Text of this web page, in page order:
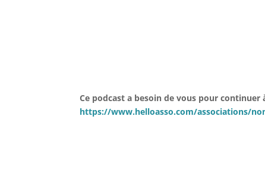
Ce podcast a besoin de vous pour
https://www.helloasso.com/associations/